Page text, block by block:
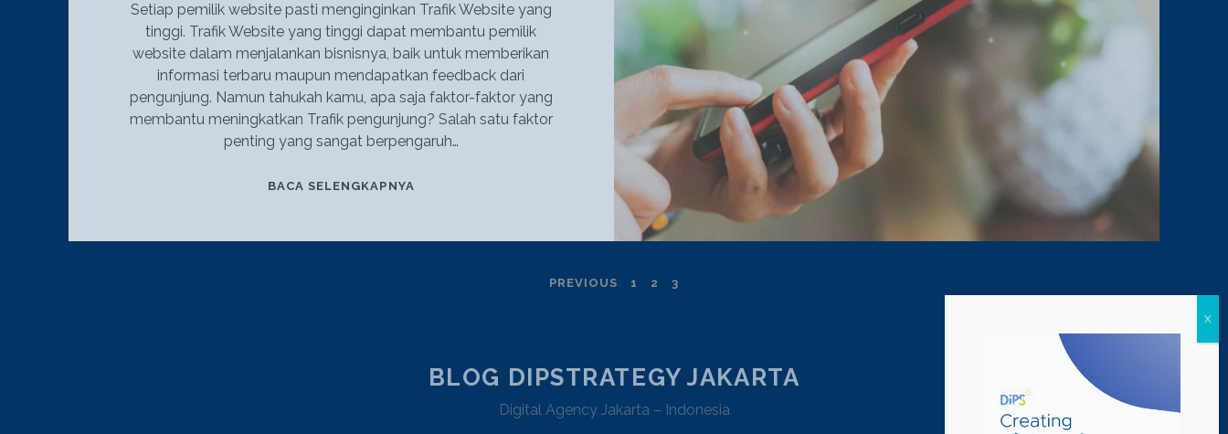
Setiap pemilik website pasti menginginkan Trafik Website yang
tinggi. Trafik Website yang tinggi dapat membantu pemilik
website dalam menjalankan bisnisnya, baik untuk memberikan
informasi terbaru maupun mendapatkan feedback dari
pengunjung. Namun tahukah kamu, apa saja faktor-faktor yang
membantu meningkatkan Trafik pengunjung? Salah satu faktor
penting yang sangat berpengaruh…
BACA SELENGKAPNYA
PREVIOUS 1 2 3
BLOG DIPSTRATEGY JAKARTA
Digital Agency Jakarta – Indonesia